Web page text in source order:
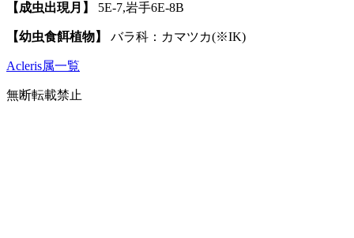
【成虫出現月】 5E-7,岩手6E-8B
【幼虫食餌植物】 バラ科：カマツカ(※IK)
Acleris属一覧
無断転載禁止